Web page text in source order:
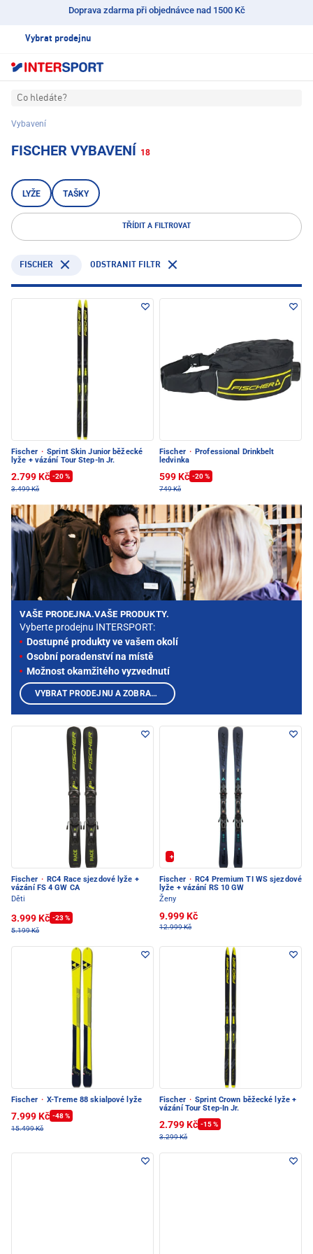
Doprava zdarma při objednávce nad 1500 Kč
Vybrat prodejnu
Co hledáte?
Vybavení
FISCHER VYBAVENÍ 18
LYŽE TAŠKY
TŘÍDIT A FILTROVAT
FISCHER ODSTRANIT FILTR
Fischer · Sprint Skin Junior běžecké
lyže + vázání Tour Step-In Jr.
2.799 Kč -20 %
3.499 Kč
Fischer · Professional Drinkbelt
ledvinka
599 Kč -20 %
749 Kč
Fischer · RC4 Race sjezdové lyže +
vázání FS 4 GW CA
Děti
3.999 Kč -23 %
5.199 Kč
+ Extra Sleva 20%
Fischer · RC4 Premium TI WS sjezdové
lyže + vázání RS 10 GW
Ženy
9.999 Kč
12.999 Kč
Fischer · X-Treme 88 skialpové lyže
7.999 Kč -48 %
15.499 Kč
Fischer · Sprint Crown běžecké lyže +
vázání Tour Step-In Jr.
2.799 Kč -15 %
3.299 Kč
VAŠE PRODEJNA.VAŠE PRODUKTY.
Vyberte prodejnu INTERSPORT:
Dostupné produkty ve vašem okolí
Osobní poradenství na místě
Možnost okamžitého vyzvednutí
VYBRAT PRODEJNU A ZOBRAZIT PRODUKTY